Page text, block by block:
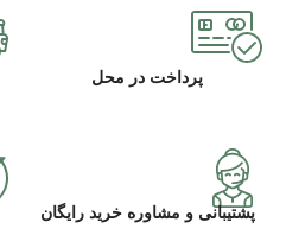
پرداخت در محل
پشتیبانی و مشاوره خرید رایگان